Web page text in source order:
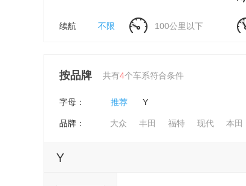
续航 不限 100公里以下
按品牌 共有4个车系符合条件
字母： 推荐 Y
品牌： 大众 丰田 福特 现代 本田
Y